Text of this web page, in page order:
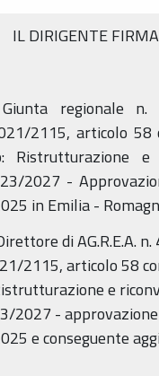
IL DIRIGENTE
regionale
2115, articolo
Ristrutturazione
2027 -
in Emilia -
di AG.R.E.A.
2115, articolo 58
e
2027 -
e conseguente